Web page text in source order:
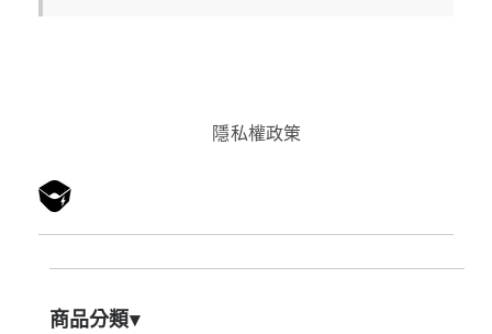
隱私權政䇿
商品分類▾